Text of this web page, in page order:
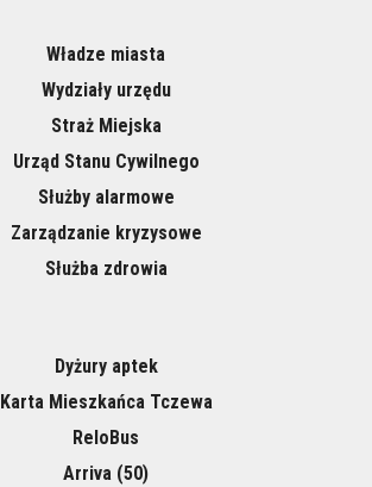
Władze miasta
Wydziały urzędu
Straż Miejska
Urząd Stanu Cywilnego
Służby alarmowe
Zarządzanie kryzysowe
Służba zdrowia
Dyżury aptek
Karta Mieszkańca Tczewa
ReloBus
Arriva (50)